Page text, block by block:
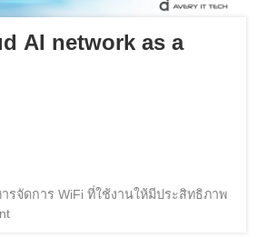
AI network as a
รจัดการ WiFi ที่ใช้งานให้มีประสิทธิภาพ